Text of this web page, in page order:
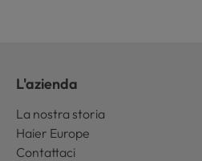
L'azienda
La nostra storia
Haier Europe
Contattaci